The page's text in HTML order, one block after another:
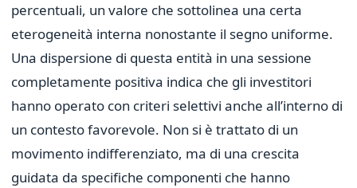
percentuali, un valore che sottolinea una certa
eterogeneità interna nonostante il segno uniforme.
Una dispersione di questa entità in una sessione
completamente positiva indica che gli investitori
hanno operato con criteri selettivi anche all’interno di
un contesto favorevole. Non si è trattato di un
movimento indifferenziato, ma di una crescita
guidata da specifiche componenti che hanno